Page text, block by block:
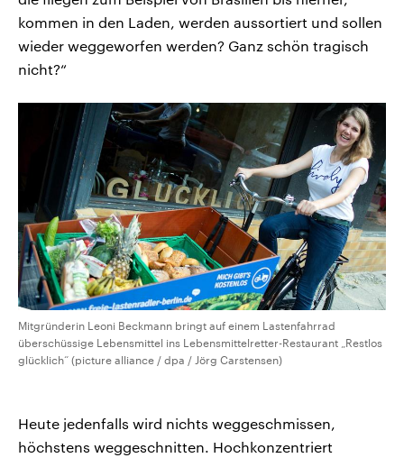
kommen in den Laden, werden aussortiert und sollen
wieder weggeworfen werden? Ganz schön tragisch
nicht?“
Mitgründerin Leoni Beckmann bringt auf einem Lastenfahrrad
überschüssige Lebensmittel ins Lebensmittelretter-Restaurant „Restlos
glücklich“ (picture alliance / dpa / Jörg Carstensen)
Heute jedenfalls wird nichts weggeschmissen,
höchstens weggeschnitten. Hochkonzentriert